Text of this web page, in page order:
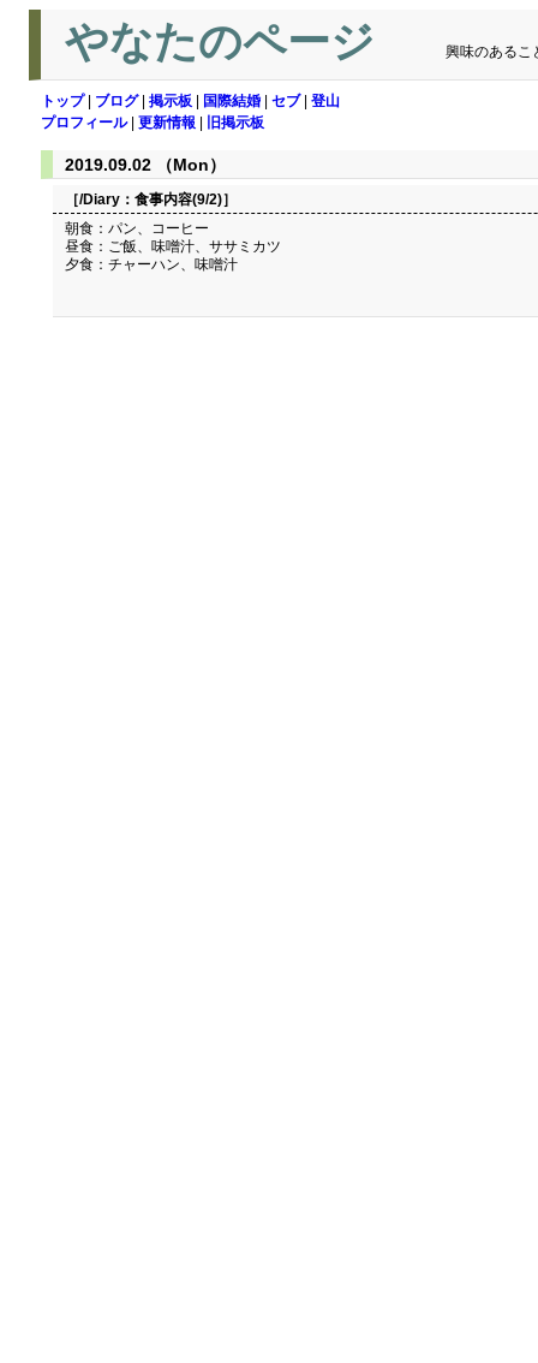
やなたのページ 興味のあるこ
トップ| ブログ| 掲示板 国際結婚 セブ| 登山
プロフィール| 更新情報 旧掲示板
2019.09.02 （Mon）
［/Diary： 食事内容(9/2)］
朝食：パン、コーヒー
昼食：ご飯、味噌汁、ササミカツ
夕食：チャーハン、味噌汁